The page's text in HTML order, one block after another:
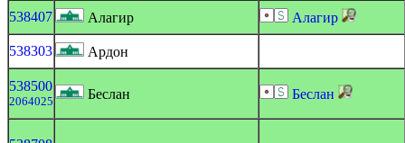
538407
Алагир Алагир
538303
Ардон
538500
2064025 Беслан Беслан